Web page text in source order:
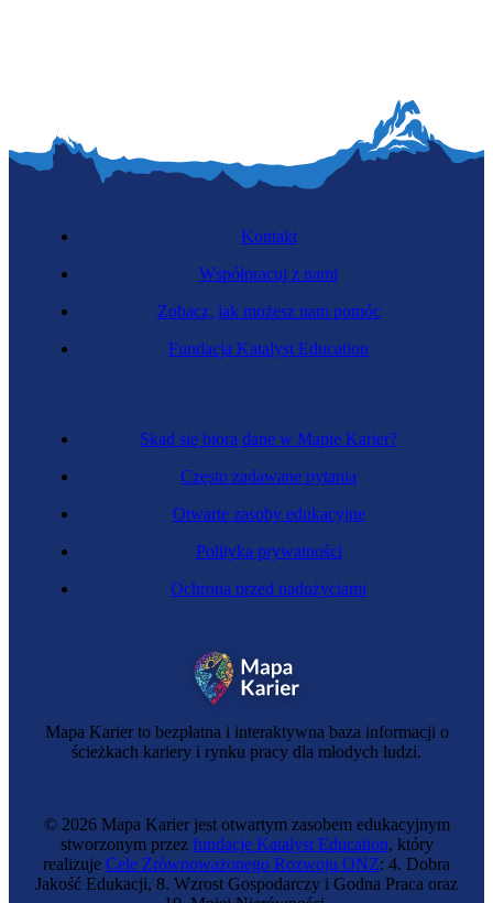
Mapa Karier to bezpłatna i interaktywna baza informacji o
ścieżkach kariery i rynku pracy dla młodych ludzi.
Skąd się biorą dane w Mapie Karier?
Często zadawane pytania
Otwarte zasoby edukacyjne
Polityka prywatności
Ochrona przed nadużyciami
Kontakt
Współpracuj z nami
Zobacz, jak możesz nam pomóc
Fundacja Katalyst Education
© 2026 Mapa Karier jest otwartym zasobem edukacyjnym
stworzonym przez fundację Katalyst Education, który
realizuje Cele Zrównoważonego Rozwoju ONZ: 4. Dobra
Jakość Edukacji, 8. Wzrost Gospodarczy i Godna Praca oraz